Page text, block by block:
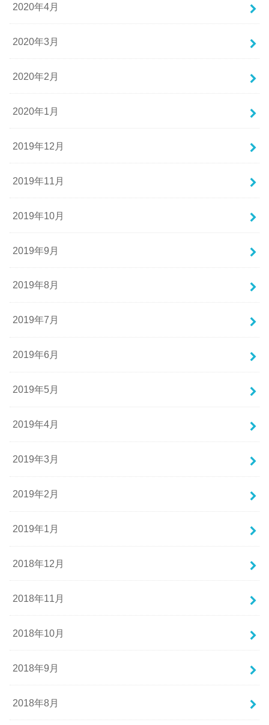
2020年4月
2020年3月
2020年2月
2020年1月
2019年12月
2019年11月
2019年10月
2019年9月
2019年8月
2019年7月
2019年6月
2019年5月
2019年4月
2019年3月
2019年2月
2019年1月
2018年12月
2018年11月
2018年10月
2018年9月
2018年8月